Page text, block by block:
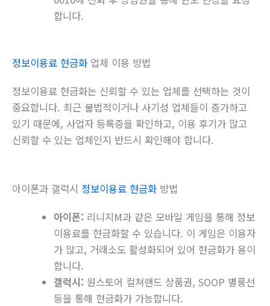
합니다.
정보이용료 현금화 업체 이용 방법
정보이용료 현금화는 신뢰할 수 있는 업체를 선택하는 것이
중요합니다. 최근 불법적이거나 사기성 업체들이 증가하고
있기 때문에, 사업자 등록증을 확인하고, 이용 후기가 많고
신뢰할 수 있는 업체인지 반드시 확인해야 합니다.
아이폰과 갤럭시 정보이용료 현금화 방법
아이폰: 리니지M과 같은 모바일 게임을 통해 정보
이용료를 현금화할 수 있습니다. 이 게임은 이용자
가 많고, 거래소도 활성화되어 있어 현금화가 용이
합니다.
갤럭시: 원스토어 컬쳐랜드 상품권, SOOP 별풍선
등을 통해 현금화가 가능합니다.